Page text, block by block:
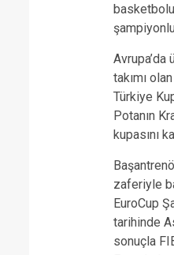
Avrupa’da
takımı
Türkiye
Potanın
kupasını
zaferiyle
EuroCup
tarihinde
sonuçla